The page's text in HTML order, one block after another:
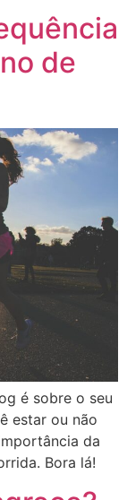
de
é sobre o seu
estar ou não
da
Bora lá!